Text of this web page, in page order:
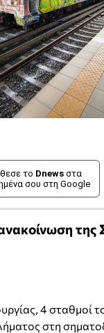
το Dnews στα
σου στη Google
της
4 σταθμοί
στη